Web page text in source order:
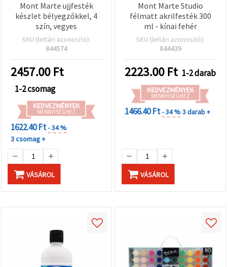
Mont Marte ujjfesték
készlet bélyegzőkkel, 4
szín, vegyes
SKU (leltári azonosító):
844574
2457.00 Ft
1-2 csomag
KEDVEZMÉNYEK
MENNYISÉGHEZ
1622.40 Ft- 34 %
3 csomag +
VÁSÁROL
Mont Marte Studio
félmatt akrilfesték 300
ml - kínai fehér
SKU (leltári azonosító):
844439
2223.00 Ft 1-2 darab
KEDVEZMÉNYEK
MENNYISÉGHEZ
1466.40 Ft- 34 %3 darab +
VÁSÁROL